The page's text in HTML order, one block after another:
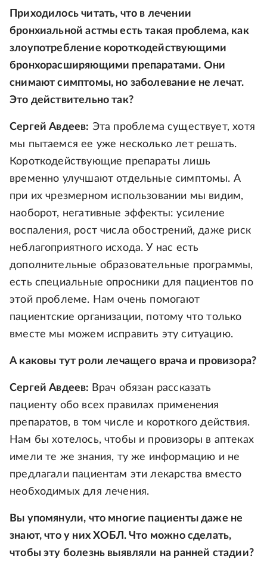
Приходилось читать, что в лечении
бронхиальной астмы есть такая проблема, как
злоупотребление короткодействующими
бронхорасширяющими препаратами. Они
снимают симптомы, но заболевание не лечат.
Это действительно так?
Сергей Авдеев: Эта проблема существует, хотя
мы пытаемся ее уже несколько лет решать.
Короткодействующие препараты лишь
временно улучшают отдельные симптомы. А
при их чрезмерном использовании мы видим,
наоборот, негативные эффекты: усиление
воспаления, рост числа обострений, даже риск
неблагоприятного исхода. У нас есть
дополнительные образовательные программы,
есть специальные опросники для пациентов по
этой проблеме. Нам очень помогают
пациентские организации, потому что только
вместе мы можем исправить эту ситуацию.
А каковы тут роли лечащего врача и провизора?
Сергей Авдеев: Врач обязан рассказать
пациенту обо всех правилах применения
препаратов, в том числе и короткого действия.
Нам бы хотелось, чтобы и провизоры в аптеках
имели те же знания, ту же информацию и не
предлагали пациентам эти лекарства вместо
необходимых для лечения.
Вы упомянули, что многие пациенты даже не
знают, что у них ХОБЛ. Что можно сделать,
чтобы эту болезнь выявляли на ранней стадии?